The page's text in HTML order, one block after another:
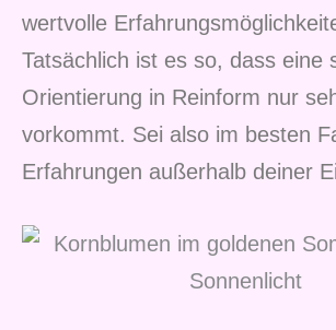
wertvolle
Tatsächlich ist es so, dass eine
Orientierung in Reinform nur
vorkommt. Sei also im besten
Erfahrungen außerhalb deiner